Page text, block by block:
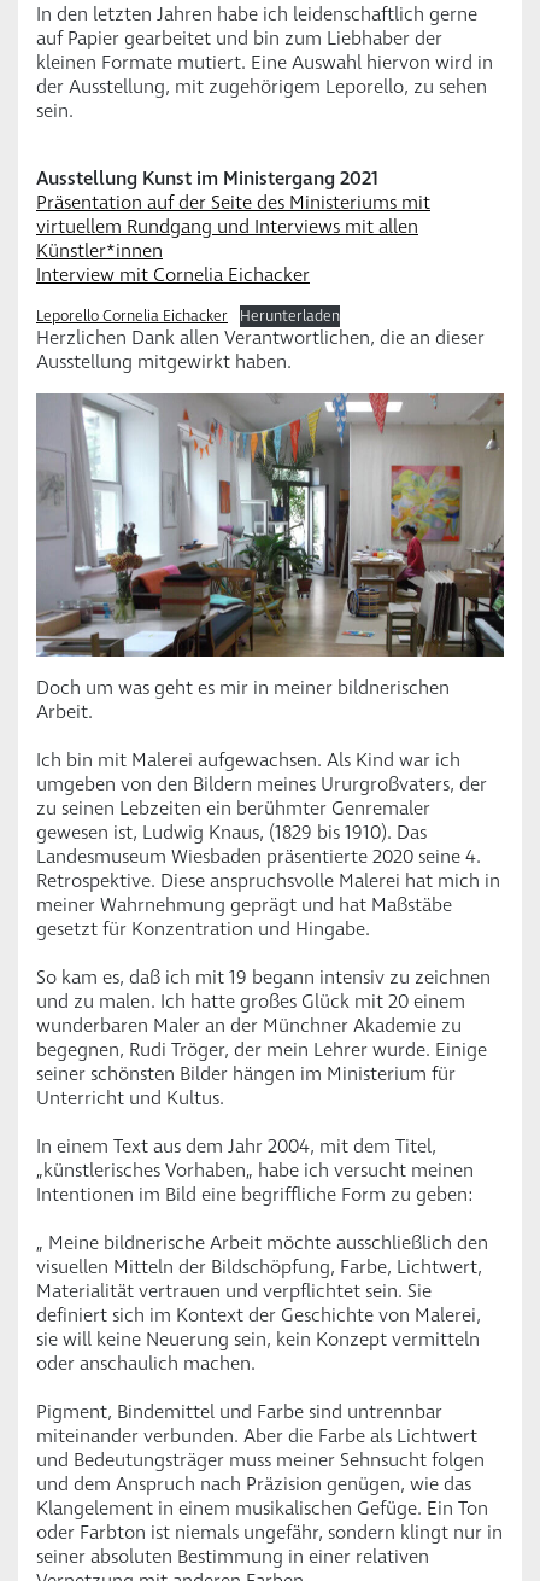
In den letzten Jahren habe ich leidenschaftlich gerne
auf Papier gearbeitet und bin zum Liebhaber der
kleinen Formate mutiert. Eine Auswahl hiervon wird in
der Ausstellung, mit zugehörigem Leporello, zu sehen
sein.
Ausstellung Kunst im Ministergang 2021
Präsentation auf der Seite des Ministeriums mit
virtuellem Rundgang und Interviews mit allen
Künstler*innen
Interview mit Cornelia Eichacker
Leporello Cornelia Eichacker Herunterladen
Herzlichen Dank allen Verantwortlichen, die an dieser
Ausstellung mitgewirkt haben.
Doch um was geht es mir in meiner bildnerischen
Arbeit.
Ich bin mit Malerei aufgewachsen. Als Kind war ich
umgeben von den Bildern meines Ururgroßvaters, der
zu seinen Lebzeiten ein berühmter Genremaler
gewesen ist, Ludwig Knaus, (1829 bis 1910). Das
Landesmuseum Wiesbaden präsentierte 2020 seine 4.
Retrospektive. Diese anspruchsvolle Malerei hat mich in
meiner Wahrnehmung geprägt und hat Maßstäbe
gesetzt für Konzentration und Hingabe.
So kam es, daß ich mit 19 begann intensiv zu zeichnen
und zu malen. Ich hatte großes Glück mit 20 einem
wunderbaren Maler an der Münchner Akademie zu
begegnen, Rudi Tröger, der mein Lehrer wurde. Einige
seiner schönsten Bilder hängen im Ministerium für
Unterricht und Kultus.
In einem Text aus dem Jahr 2004, mit dem Titel,
„künstlerisches Vorhaben„ habe ich versucht meinen
Intentionen im Bild eine begriffliche Form zu geben:
„ Meine bildnerische Arbeit möchte ausschließlich den
visuellen Mitteln der Bildschöpfung, Farbe, Lichtwert,
Materialität vertrauen und verpflichtet sein. Sie
definiert sich im Kontext der Geschichte von Malerei,
sie will keine Neuerung sein, kein Konzept vermitteln
oder anschaulich machen.
Pigment, Bindemittel und Farbe sind untrennbar
miteinander verbunden. Aber die Farbe als Lichtwert
und Bedeutungsträger muss meiner Sehnsucht folgen
und dem Anspruch nach Präzision genügen, wie das
Klangelement in einem musikalischen Gefüge. Ein Ton
oder Farbton ist niemals ungefähr, sondern klingt nur in
seiner absoluten Bestimmung in einer relativen